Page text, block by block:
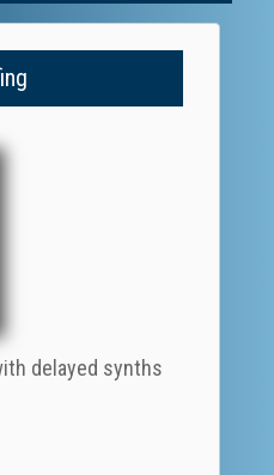
delayed synths